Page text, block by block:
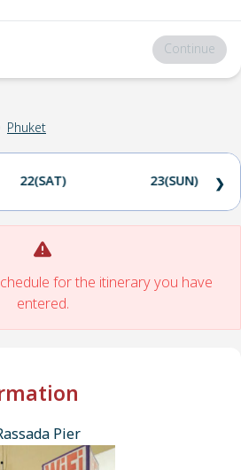
Continue
Phuket
22(SAT) 23(SUN) ❯
for the itinerary you have
entered.
Pier